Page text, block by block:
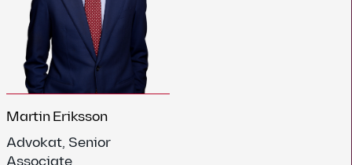
Martin Eriksson
Advokat, Senior